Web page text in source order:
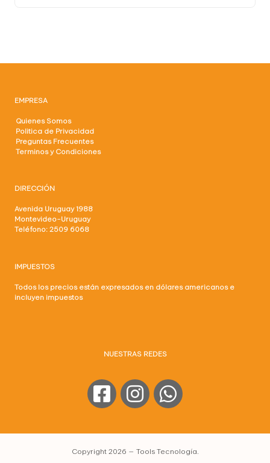
EMPRESA
Quienes Somos
Politica de Privacidad
Preguntas Frecuentes
Terminos y Condiciones
DIRECCIÓN
Avenida Uruguay 1988
Montevideo-Uruguay
Teléfono: 2509 6068
IMPUESTOS
Todos los precios están expresados en dólares americanos e
incluyen impuestos
NUESTRAS REDES
Copyright 2026 — Tools Tecnología.